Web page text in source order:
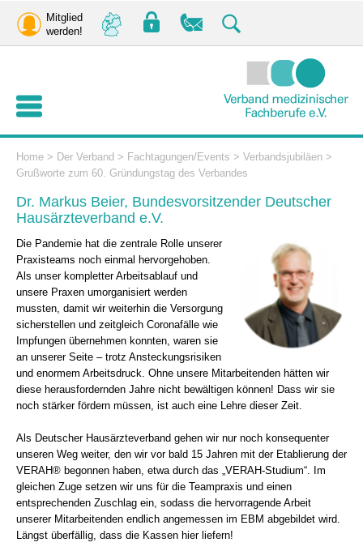
Mitglied
werden!
Home > Der Verband > Fachtagungen/Events > Verbandsjubiläen >
Grußworte zum 60. Gründungstag des Verbandes
Dr. Markus Beier, Bundesvorsitzender Deutscher
Hausärzteverband e.V.
Die Pandemie hat die zentrale Rolle unserer
Praxisteams noch einmal hervorgehoben.
Als unser kompletter Arbeitsablauf und
unsere Praxen umorganisiert werden
mussten, damit wir weiterhin die Versorgung
sicherstellen und zeitgleich Coronafälle wie
Impfungen übernehmen konnten, waren sie
an unserer Seite – trotz Ansteckungsrisiken
und enormem Arbeitsdruck. Ohne unsere Mitarbeitenden hätten wir
diese herausfordernden Jahre nicht bewältigen können! Dass wir sie
noch stärker fördern müssen, ist auch eine Lehre dieser Zeit.
Als Deutscher Hausärzteverband gehen wir nur noch konsequenter
unseren Weg weiter, den wir vor bald 15 Jahren mit der Etablierung der
VERAH® begonnen haben, etwa durch das „VERAH-Studium“. Im
gleichen Zuge setzen wir uns für die Teampraxis und einen
entsprechenden Zuschlag ein, sodass die hervorragende Arbeit
unserer Mitarbeitenden endlich angemessen im EBM abgebildet wird.
Längst überfällig, dass die Kassen hier liefern!